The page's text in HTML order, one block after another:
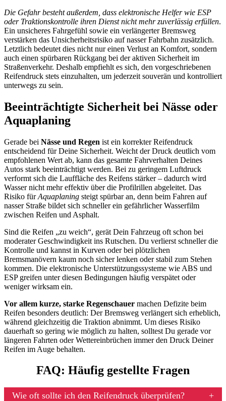
Die Gefahr besteht außerdem, dass elektronische Helfer wie ESP
oder Traktionskontrolle ihren Dienst nicht mehr zuverlässig erfüllen.
Ein unsicheres Fahrgefühl sowie ein verlängerter Bremsweg
verstärken das Unsicherheitsrisiko auf nasser Fahrbahn zusätzlich.
Letztlich bedeutet dies nicht nur einen Verlust an Komfort, sondern
auch einen spürbaren Rückgang bei der aktiven Sicherheit im
Straßenverkehr. Deshalb empfiehlt es sich, den vorgeschriebenen
Reifendruck stets einzuhalten, um jederzeit souverän und kontrolliert
unterwegs zu sein.
Beeinträchtigte Sicherheit bei Nässe oder
Aquaplaning
Gerade bei Nässe und Regen ist ein korrekter Reifendruck
entscheidend für Deine Sicherheit. Weicht der Druck deutlich vom
empfohlenen Wert ab, kann das gesamte Fahrverhalten Deines
Autos stark beeinträchtigt werden. Bei zu geringem Luftdruck
verformt sich die Lauffläche des Reifens stärker – dadurch wird
Wasser nicht mehr effektiv über die Profilrillen abgeleitet. Das
Risiko fürAquaplaning steigt spürbar an, denn beim Fahren auf
nasser Straße bildet sich schneller ein gefährlicher Wasserfilm
zwischen Reifen und Asphalt.
Sind die Reifen „zu weich“, gerät Dein Fahrzeug oft schon bei
moderater Geschwindigkeit ins Rutschen. Du verlierst schneller die
Kontrolle und kannst in Kurven oder bei plötzlichen
Bremsmanövern kaum noch sicher lenken oder stabil zum Stehen
kommen. Die elektronische Unterstützungssysteme wie ABS und
ESP greifen unter diesen Bedingungen häufig verspätet oder
weniger wirksam ein.
Vor allem kurze, starke Regenschauer machen Defizite beim
Reifen besonders deutlich: Der Bremsweg verlängert sich erheblich,
während gleichzeitig die Traktion abnimmt. Um dieses Risiko
dauerhaft so gering wie möglich zu halten, solltest Du gerade vor
längeren Fahrten oder Wettereinbrüchen immer den Druck Deiner
Reifen im Auge behalten.
FAQ: Häufig gestellte Fragen
Wie oft sollte ich den Reifendruck überprüfen?